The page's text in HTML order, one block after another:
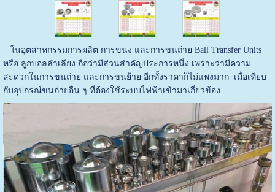
ในอุตสาหกรรมการผลิต การขนง และการขนถ่าย Ball Transfer Units
หรือ ลูกบอลลำเลียง ถือว่ามีส่วนสำคัญประการหนึ่ง เพราะว่ามีความ
สะดวกในการขนถ่าย และการขนย้าย อีกทั้งราคาก็ไม่แพงมาก เมื่อเทียบ
กับอุปกรณ์ขนถ่ายอื่น ๆ ที่ต้องใช้ระบบไฟฟ้าเข้ามาเกี่ยวข้อง